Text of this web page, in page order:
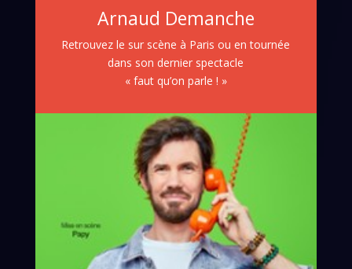
Arnaud Demanche
Retrouvez le sur scène à Paris ou en tournée
dans son dernier spectacle
« faut qu’on parle ! »